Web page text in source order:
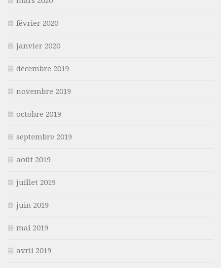
février 2020
janvier 2020
décembre 2019
novembre 2019
octobre 2019
septembre 2019
août 2019
juillet 2019
juin 2019
mai 2019
avril 2019